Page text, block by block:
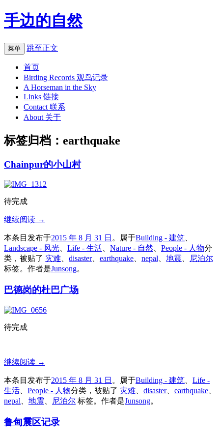
手边的自然
菜单 跳至正文
首页
Birding Records 观鸟记录
A Horseman in the Sky
Links 链接
Contact 联系
About 关于
标签归档： earthquake
Chainpur的小山村
待完成
继续阅读 →
本条目发布于2015 年 8 月 31 日 。属于Building - 建筑、
Landscape - 风光、 Life - 生活、 Nature - 自然、 People - 人物分
类，被贴了 灾难、 disaster、 earthquake、 nepal、 地震、
尼泊尔
标签。 作者是Junsong。
巴德岗的杜巴广场
待完成
继续阅读 →
本条目发布于2015 年 8 月 31 日 。属于Building - 建筑
Life -
生活
People - 人物分类，被贴了 灾难 disaster、 earthquake
nepal
地震 尼泊尔 标签。 作者是Junsong。
鲁甸震区记录